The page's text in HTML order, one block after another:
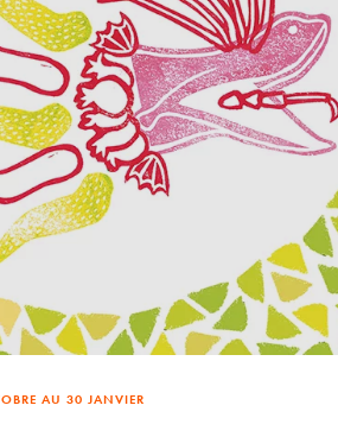
AU 30 JANVIER